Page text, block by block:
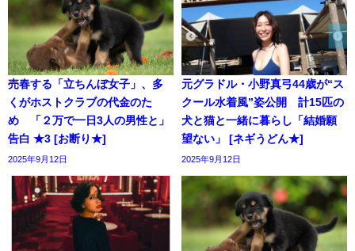
売春する「立ちんぼ女子」、多
くがホストクラブの代金のた
め 「２万で一日3人の男性と」
告白 ★3 [お断り★]
2025年9月12日
元グラドル・小野真弓44歳が“ス
クール水着風”姿公開 計15匹の
犬と猫と一緒に暮らし「結婚願
望ない」 [ネギうどん★]
2025年9月12日